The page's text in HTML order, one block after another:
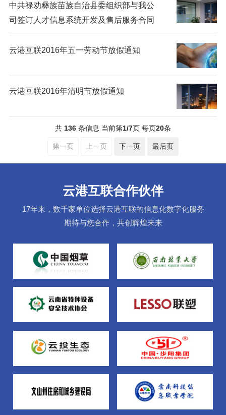
中共禄劝彝族苗族自治县委组织部与我公
司签订人才信息系统开发及售后服务合同
云港互联2016年五一劳动节放假通知
云港互联2016年清明节放假通知
共 136 条信息 当前第1/7页 每页20条
第一页 上一页 下一页 最后页
云港互联合作伙伴
17年来，数千家单位选择云港互联的信息化数字化服务
期待与您合作，共创辉煌未来